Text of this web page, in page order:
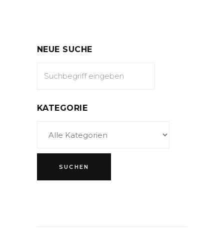
NEUE SUCHE
KATEGORIE